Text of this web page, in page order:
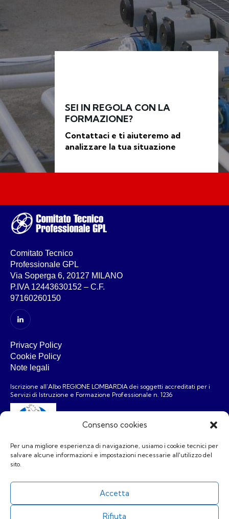
Consenso cookies
Per una migliore esperienza di navigazione, usiamo i cookie tecnici per
salvare alcune informazioni e impostazioni necessarie all'utilizzo del
sito.
Accetta
Rifiuta
SEI IN REGOLA CON LA
FORMAZIONE?
Contattaci e ti aiuteremo ad
analizzare la tua situazione
Comitato Tecnico
Professionale GPL
Via Soperga 6, 20127 MILANO
P.IVA 12443630152 – C.F.
97160260150
Privacy Policy
Cookie Policy
Note legali
Iscrizione all’Albo REGIONE LOMBARDIA dei soggetti accreditati per i
Servizi di Istruzione e Formazione Professionale n. 1236
Associazione
Formazione